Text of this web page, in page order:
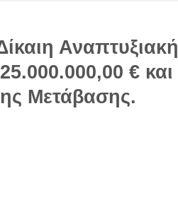
Αναπτυξιακή
€ και
Μετάβασης.